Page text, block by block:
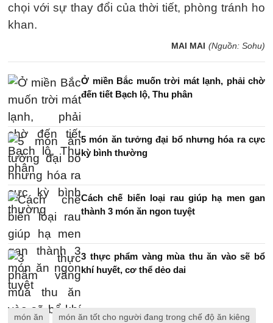
chọi với sự thay đổi của thời tiết, phòng tránh ho
khan.
MAI MAI (Nguồn: Sohu)
Ở miền Bắc muốn trời mát lạnh, phải chờ
đến tiết Bạch lộ, Thu phân
5 món ăn tưởng đại bổ nhưng hóa ra cực
kỳ bình thường
Cách chế biến loại rau giúp hạ men gan
thành 3 món ăn ngon tuyệt
3 thực phẩm vàng mùa thu ăn vào sẽ bổ
khí huyết, cơ thể dẻo dai
món ăn món ăn tốt cho người đang trong chế độ ăn kiêng